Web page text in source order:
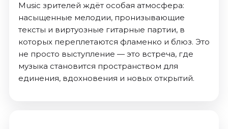
Music зрителей ждёт особая атмосфера:
насыщенные мелодии, пронизывающие
тексты и виртуозные гитарные партии, в
которых переплетаются фламенко и блюз. Это
не просто выступление — это встреча, где
музыка становится пространством для
единения, вдохновения и новых открытий.